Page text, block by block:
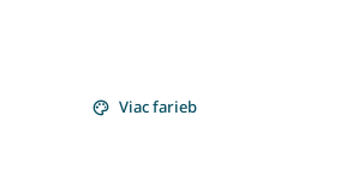
Viac farieb